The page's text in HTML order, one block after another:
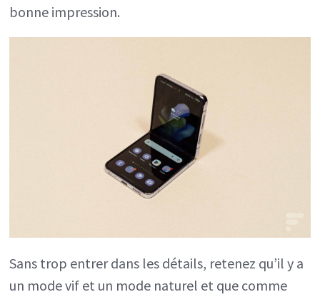
bonne impression.
Sans trop entrer dans les détails, retenez qu’il y a
un mode vif et un mode naturel et que comme